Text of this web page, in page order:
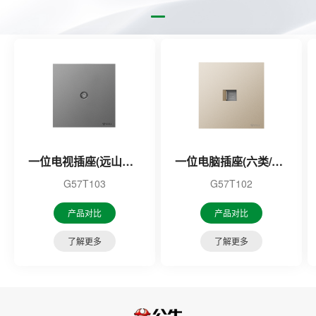
一位电视插座(远山灰)75Ω
G57T103
产品对比
了解更多
一位电脑插座(六类/星辰金)
G57T102
产品对比
了解更多